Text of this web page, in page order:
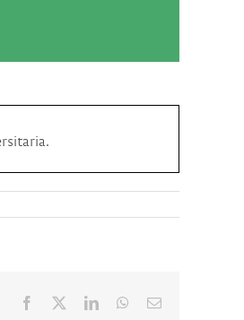
Facebook LinkedInWhatsApp
Correo